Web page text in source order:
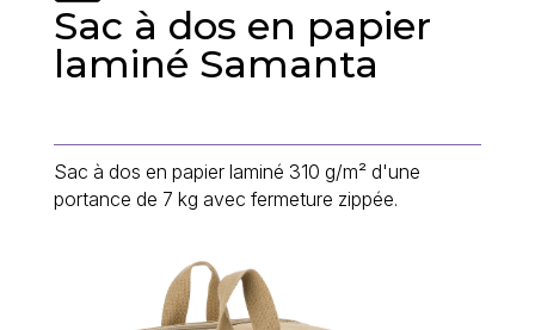
Sac à dos en papier
laminé Samanta
Sac à dos en papier laminé 310 g/m² d'une
portance de 7 kg avec fermeture zippée.